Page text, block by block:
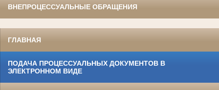
ВНЕПРОЦЕССУАЛЬНЫЕ ОБРАЩЕНИЯ
ГЛАВНАЯ
ПОДАЧА ПРОЦЕССУАЛЬНЫХ ДОКУМЕНТОВ В
ЭЛЕКТРОННОМ ВИДЕ